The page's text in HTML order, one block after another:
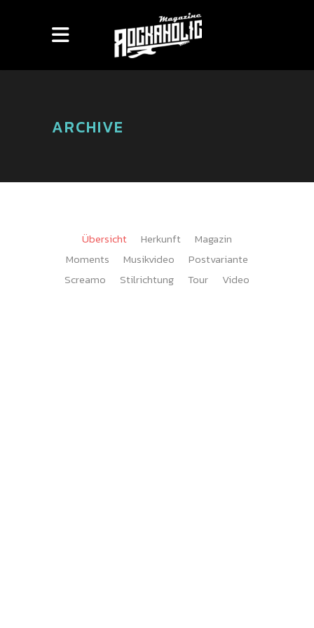
ARCHIVE
Übersicht Herkunft
Magazin
Moments
Musikvideo
Postvariante
Screamo
Stilrichtung Tour Video